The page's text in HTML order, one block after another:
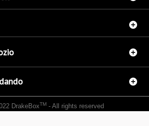
DrakeBoxTM- All rights reserved